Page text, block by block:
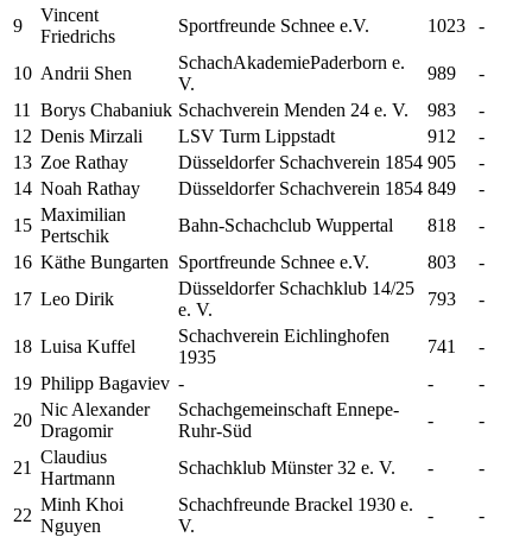
9
Vincent
Friedrichs
Sportfreunde Schnee e.V. 1023 -
10 Andrii Shen
SchachAkademiePaderborn e.
V.
989
-
11
Borys Chabaniuk Schachverein Menden 24 e. V. 983
-
12 Denis Mirzali LSV Turm Lippstadt 912
-
13 Zoe Rathay Düsseldorfer Schachverein 1854 905
-
14 Noah Rathay Düsseldorfer Schachverein 1854 849
-
15
Maximilian
Pertschik
Bahn-Schachclub Wuppertal 818
-
16 Käthe Bungarten Sportfreunde Schnee e.V. 803
-
17 Leo Dirik
Düsseldorfer Schachklub 14/25
e. V.
793 -
18 Luisa Kuffel
Schachverein Eichlinghofen
1935
741
-
19 Philipp Bagaviev - -
-
20
Nic Alexander
Dragomir
Schachgemeinschaft Ennepe-
Ruhr-Süd
- -
21
Claudius
Hartmann
Schachklub Münster 32 e. V. - -
22
Minh Khoi
Nguyen
Schachfreunde Brackel 1930 e.
V.
-
-